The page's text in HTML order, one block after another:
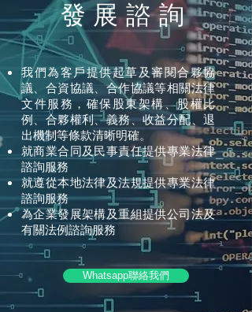
發展諮詢
我們為客戶提供起草及審閱合夥協
議、合資協議、合作協議等相關法律
文件服務 ，確保股東架構、股權比
例、合夥權利、義務、收益分配、退
出機制等條款清晰明確。
就商業合同及民事責任提供專業法律
諮詢服務
就遵從本地法律及法規提供專業法律
諮詢服務
為企業發展架構及重組提供公司法及
有關法例諮詢服務
Whatsapp聯絡我們